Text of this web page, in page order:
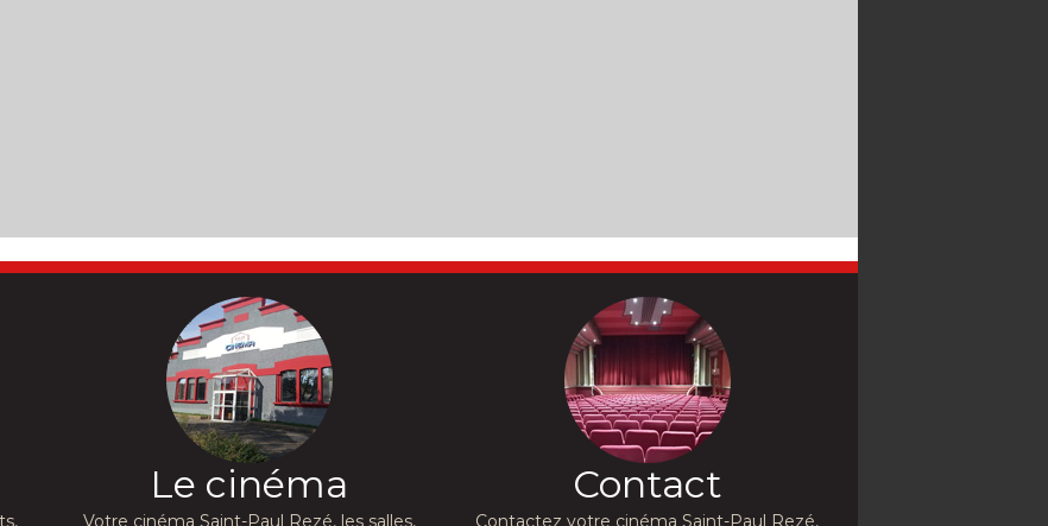
Le cinéma
Votre cinéma Saint-Paul Rezé, les salles,
Contact
Contactez votre cinéma Saint-Paul Rezé,